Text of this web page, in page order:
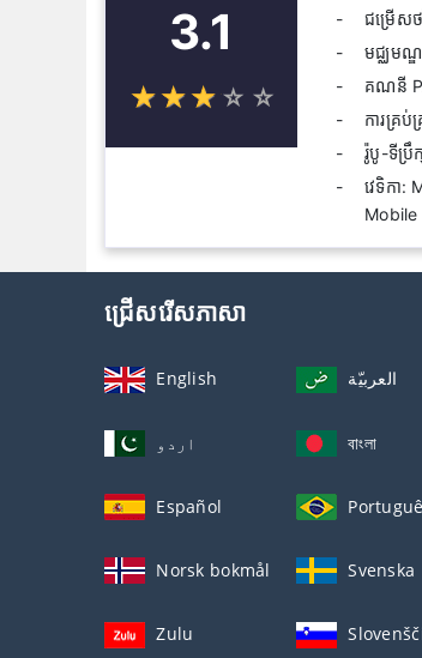
3.1
☆☆☆☆ ☆
★★★★ ★
ជម្រើសថ
មជ្ឈមណ្
គណនី
ការគ្រប់
រ៉ូបូ-ទីប្រឹក្
វេទិកា:
Mobile
ជ្រើសរើសភាសា
English العربيّة
اردو বাংলা
Español
Norsk bokmål Svenska
Zulu